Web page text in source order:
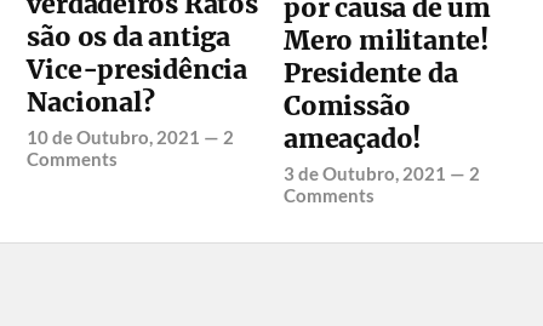
são os da antiga
Vice-presidência
Nacional?
10 de Outubro, 2021 — 2
Comments
por causa de um
Mero militante!
Presidente da
Comissão
ameaçado!
3 de Outubro, 2021 — 2
Comments